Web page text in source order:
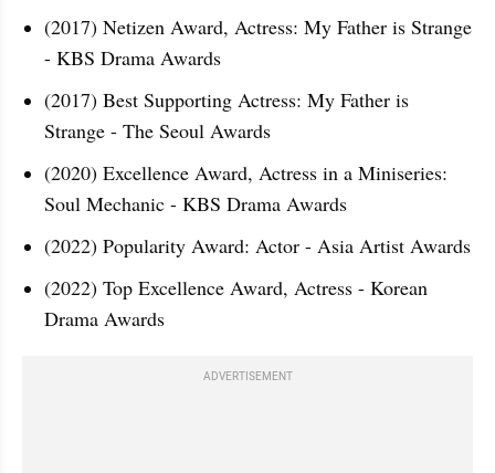
(2017) Netizen Award, Actress: My Father is Strange
- KBS Drama Awards
(2017) Best Supporting Actress: My Father is
Strange - The Seoul Awards
(2020) Excellence Award, Actress in a Miniseries:
Soul Mechanic - KBS Drama Awards
(2022) Popularity Award: Actor - Asia Artist Awards
(2022) Top Excellence Award, Actress - Korean
Drama Awards
ADVERTISEMENT